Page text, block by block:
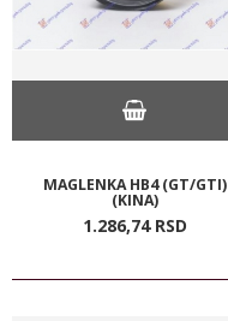
MAGLENKA HB4 (GT/GTI)
(KINA)
1.286,74 RSD